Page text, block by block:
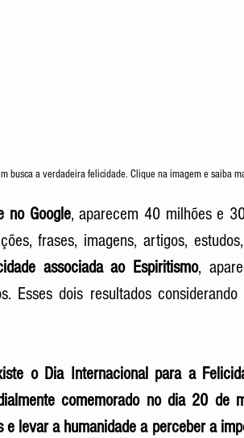
busca a verdadeira felicidade. Clique na imagem e saiba
no Google, aparecem 40 milhões e
frases, imagens, artigos,
associada ao Espiritismo,
Esses dois resultados
o Dia Internacional para a
comemorado no dia 20 de
levar a humanidade a perceber a